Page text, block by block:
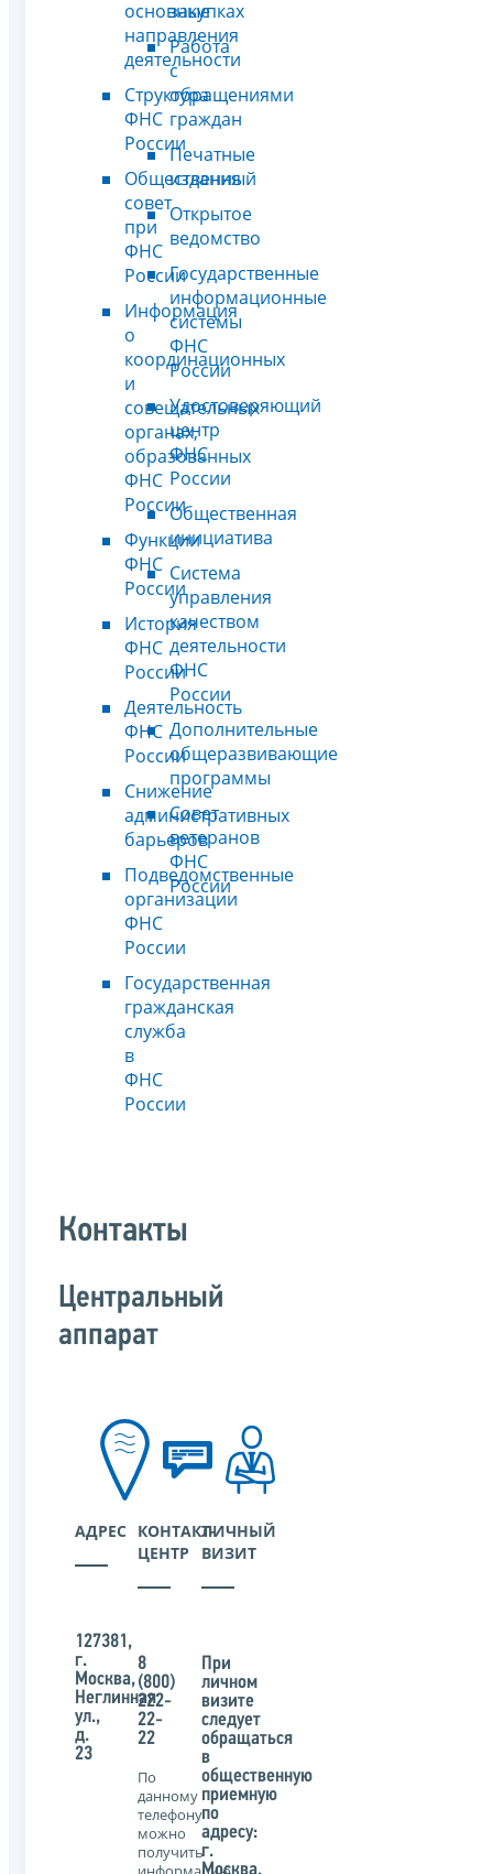
основные
направления
деятельности
Структура
ФНС
России
Общественный
совет
при
ФНС
России
Информация
о
координационных
и
совещательных
органах,
образованных
ФНС
России
Функции
ФНС
России
История
ФНС
России
Деятельность
ФНС
России
Снижение
административных
барьеров
Подведомственные
организации
ФНС
России
Государственная
гражданская
служба
в
ФНС
России
закупках
Работа
с
обращениями
граждан
Печатные
издания
Открытое
ведомство
Государственные
информационные
системы
ФНС
России
Удостоверяющий
центр
ФНС
России
Общественная
инициатива
Система
управления
качеством
деятельности
ФНС
России
Дополнительные
общеразвивающие
программы
Совет
ветеранов
ФНС
России
Контакты
Центральный
аппарат
АДРЕС
127381,
г.
Москва,
Неглинная
ул.,
д.
23
КОНТАКТ-
ЦЕНТР
8
(800)
222-
22-
22
По
данному
телефону
можно
получить
ЛИЧНЫЙ
ВИЗИТ
При
личном
визите
следует
обращаться
в
общественную
приемную
по
адресу:
г.
Москва,